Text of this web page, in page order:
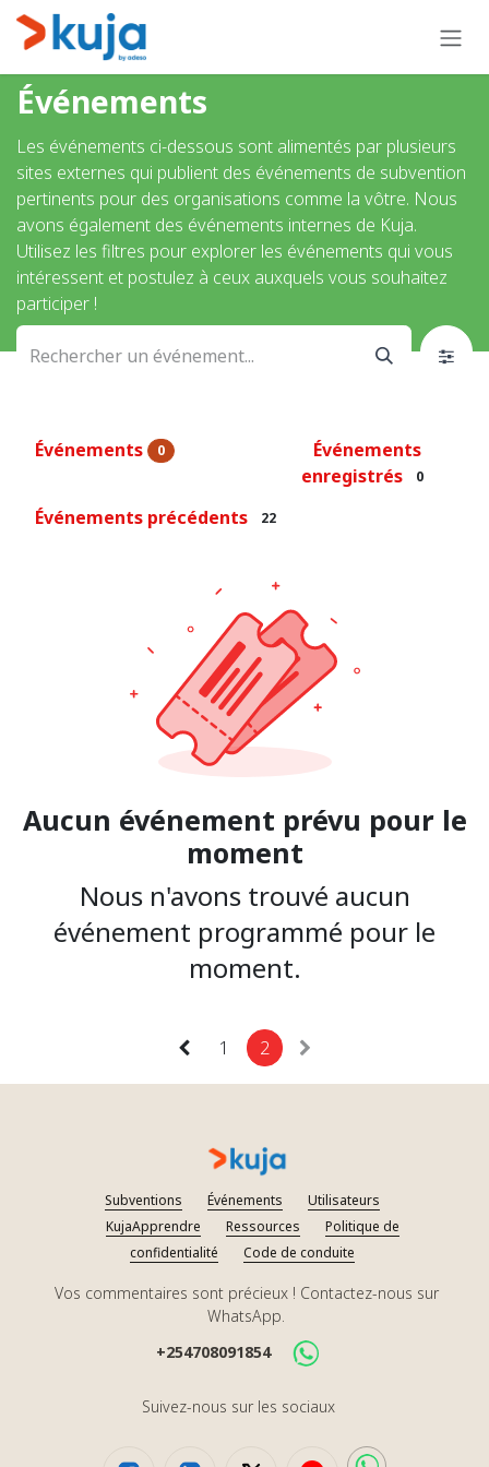
Se rendre au contenu
Événements
Les événements ci-dessous sont alimentés par plusieurs
sites externes qui publient des événements de subvention
pertinents pour des organisations comme la vôtre. Nous
avons également des événements internes de Kuja.
Utilisez les filtres pour explorer les événements qui vous
intéressent et postulez à ceux auxquels vous souhaitez
participer !
Événements 0
Événements
enregistrés
0
Événements précédents 22
Aucun événement prévu pour le
moment
Nous n'avons trouvé aucun
événement programmé pour le
moment.
1 2
Subventions Événements
Utilisateurs
KujaApprendre
Ressources
Politique de
confidentialité
Code de conduite
Vos commentaires sont précieux ! Contactez-nous sur
WhatsApp.
+254708091854
Suivez-nous sur les sociaux